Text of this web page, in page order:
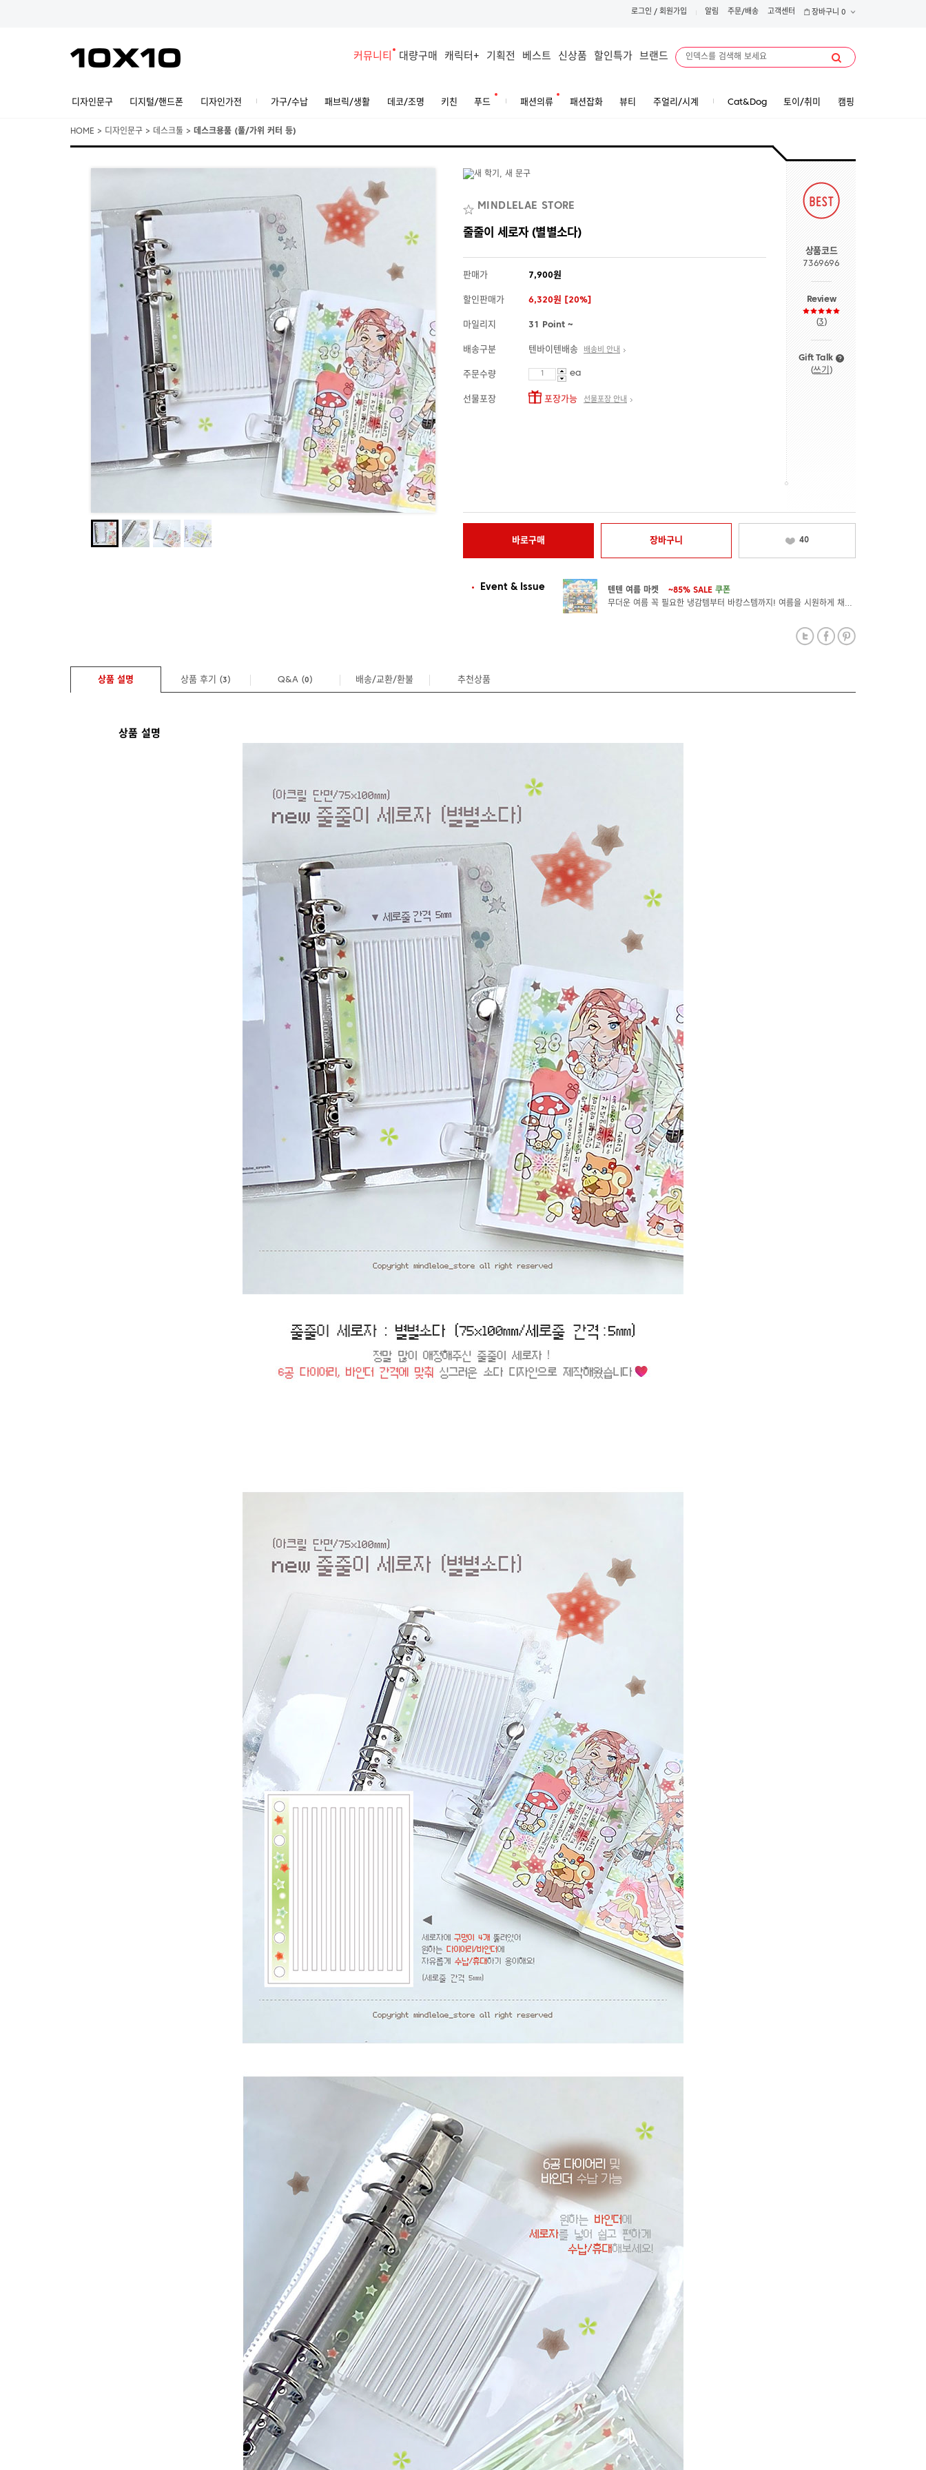
로그인 / 회원가입 알림 주문/배송 고객센터 장바구니 0
커뮤니티 대량구매 캐릭터+ 기획전 베스트 신상품 할인특가 브랜드
디자인문구 디지털/핸드폰 디자인가전 가구/수납 패브릭/생활 데코/조명 키친 푸드 패션의류 패션잡화 뷰티 주얼리/시계 Cat&Dog 토이/취미 캠핑
HOME > 디자인문구 > 데스크툴 > 데스크용품 (풀/가위 커터 등)
MINDLELAE STORE
줄줄이 세로자 (별별소다)
판매가 7,900원
할인판매가 6,320원 [20%]
마일리지 31 Point ~
배송구분 텐바이텐배송 배송비 안내
주문수량 ea
선물포장 포장가능 선물포장 안내
상품코드
7369696
Review
(3)
Gift Talk
(쓰기 )
바로구매 장바구니 40
Event & Issue 텐텐 여름 마켓 ~85% SALE 쿠폰
무더운 여름 꼭 필요한 냉감템부터 바캉스템까지! 여름을 시원하게 채울 아이템을 모았어요!
상품 설명 상품 후기 (3) Q&A (0) 배송/교환/환불 추천상품
상품 설명